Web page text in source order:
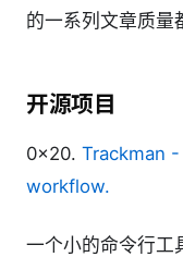
的一系列文章质量
开源项目
0x20. Trackman
workflow.
一个小的命令行工